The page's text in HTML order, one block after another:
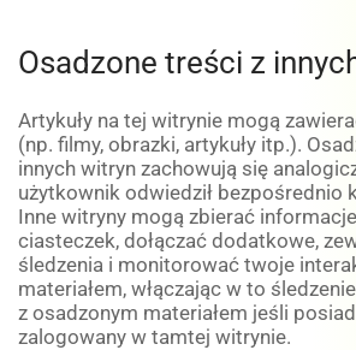
Osadzone treści z
Artykuły na tej witrynie mogą
(np. filmy, obrazki, artykuły itp.).
innych witryn zachowują się
użytkownik odwiedził bezpośrednio
Inne witryny mogą zbierać
ciasteczek, dołączać dodatkowe,
śledzenia i monitorować twoje
materiałem, włączając w to
z osadzonym materiałem jeśli
zalogowany w tamtej witrynie.